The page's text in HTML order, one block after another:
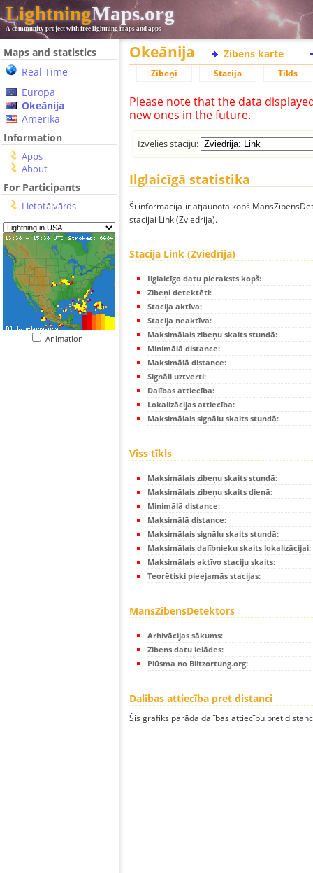
LightningMaps.org
A community project with free lightning maps and apps
Maps and statistics
Real Time
Europa
Okeānija
Amerika
Information
Apps
About
For Participants
Lietotājvārds
Animation
Okeānija Zibens karte
Zibeņi Stacija Tīkls
Please note that the data
new ones in the future.
Izvēlies staciju:
Ilglaicīgā statistika
Šī informācija ir atjaunota kopš
stacijai Link (Zviedrija).
Stacija Link (Zviedrija)
Ilglaicīgo datu pieraksts kopš:
Zibeņi detektēti:
Stacija aktīva:
Stacija neaktīva:
Maksimālais zibeņu skaits stundā:
Minimālā distance:
Maksimālā distance:
Signāli uztverti:
Dalības attiecība:
Lokalizācijas attiecība:
Maksimālais signālu skaits stundā:
Viss tīkls
Maksimālais zibeņu skaits stundā:
Maksimālais zibeņu skaits dienā:
Minimālā distance:
Maksimālā distance:
Maksimālais signālu skaits stundā:
Maksimālais dalībnieku skaits lokalizācijai:
Maksimālais aktīvo staciju skaits:
Teorētiski pieejamās stacijas:
MansZibensDetektors
Arhivācijas sākums:
Zibens datu ielādes:
Plūsma no Blitzortung.org:
Dalības attiecība pret distanci
Šis grafiks parāda dalības attiecību pret